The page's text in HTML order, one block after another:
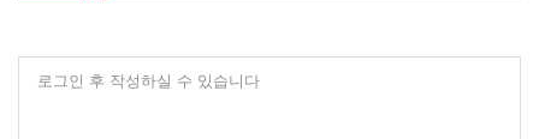
로그인 후 작성하실 수 있습니다